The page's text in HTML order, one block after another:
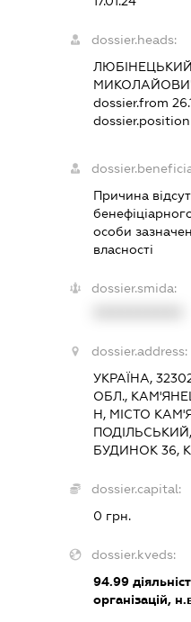
dossier.heads:
ЛЮБІНЕЦЬКИЙ
dossier.from
Причина
особи
власності
dossier.smida:
dossier.address:
УКРАЇНА,
ОБЛ.,
Н, МІСТО
БУДИНОК 36,
dossier.capital:
0 грн.
dossier.kveds:
94.99
організацій,